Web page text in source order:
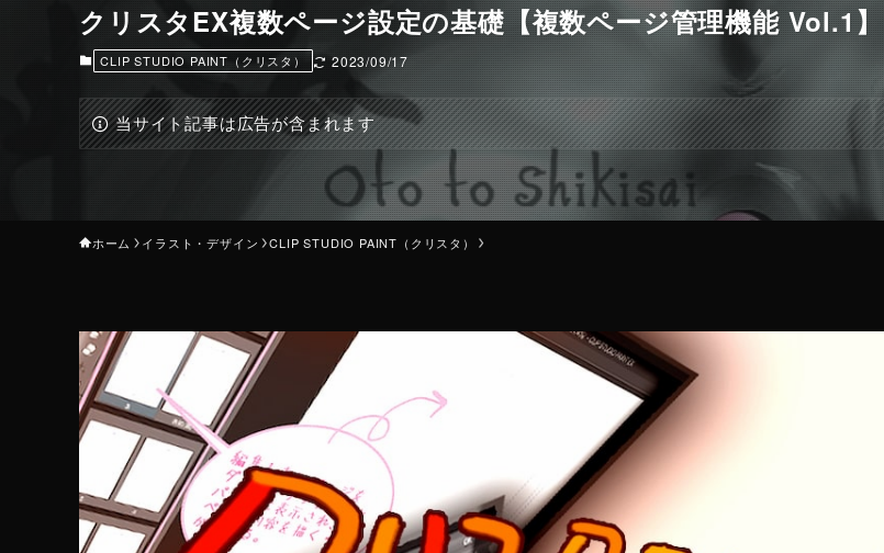
クリスタEX複数ページ設定の基礎【複数ページ管理機能 Vol.1】
CLIP STUDIO PAINT（クリスタ） 2023/09/17
当サイト記事は広告が含まれます
ホーム イラスト・デザイン CLIP STUDIO PAINT（クリスタ）